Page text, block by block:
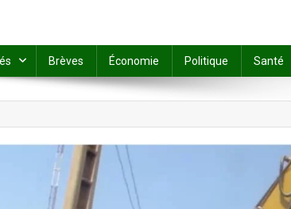
Brèves Économie Politique Santé